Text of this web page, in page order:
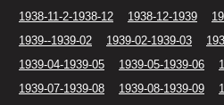
1938-11-2-1938-12
1938-12-1939
1939--1939-02
1939-02-1939-03
1939-04-1939-05
1939-05-1939-06
1939-07-1939-08
1939-08-1939-09